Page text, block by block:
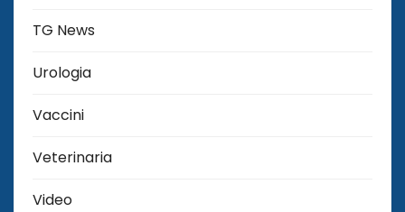
TG News
Urologia
Vaccini
Veterinaria
Video